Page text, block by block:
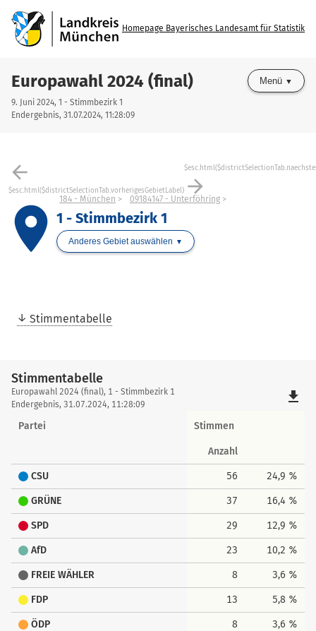
Homepage Bayerisches Landesamt für Statistik
Europawahl 2024 (final)
9. Juni 2024, 1 - Stimmbezirk 1
Endergebnis, 31.07.2024, 11:28:09
Menü
arrow_back
$esc.html($districtSelectionTab.vorherigesGebietLabel) arrow_forward
place
184 - München 09184147 - Unterföhring
1 - Stimmbezirk 1
Anderes Gebiet auswählen
Stimmentabelle
Stimmentabelle
Stimmentabelle
Europawahl 2024 (final), 1 - Stimmbezirk 1
Endergebnis, 31.07.2024, 11:28:09
file_download
Partei Stimmen
Anzahl
CSU 56 24,9 %
GRÜNE 37 16,4 %
SPD 29 12,9 %
AfD 23 10,2 %
FREIE WÄHLER 8 3,6 %
FDP 13 5,8 %
ÖDP 8 3,6 %